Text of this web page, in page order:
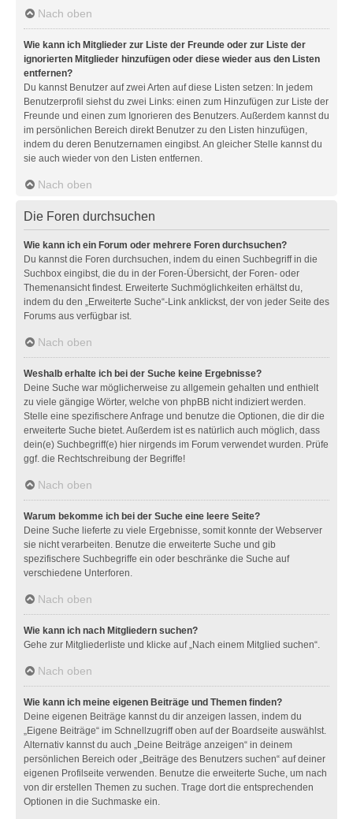
Nach oben
Wie kann ich Mitglieder zur Liste der Freunde oder zur Liste der
ignorierten Mitglieder hinzufügen oder diese wieder aus den Listen
entfernen?
Du kannst Benutzer auf zwei Arten auf diese Listen setzen: In jedem
Benutzerprofil siehst du zwei Links: einen zum Hinzufügen zur Liste der
Freunde und einen zum Ignorieren des Benutzers. Außerdem kannst du
im persönlichen Bereich direkt Benutzer zu den Listen hinzufügen,
indem du deren Benutzernamen eingibst. An gleicher Stelle kannst du
sie auch wieder von den Listen entfernen.
Nach oben
Die Foren durchsuchen
Wie kann ich ein Forum oder mehrere Foren durchsuchen?
Du kannst die Foren durchsuchen, indem du einen Suchbegriff in die
Suchbox eingibst, die du in der Foren-Übersicht, der Foren- oder
Themenansicht findest. Erweiterte Suchmöglichkeiten erhältst du,
indem du den „Erweiterte Suche“-Link anklickst, der von jeder Seite des
Forums aus verfügbar ist.
Nach oben
Weshalb erhalte ich bei der Suche keine Ergebnisse?
Deine Suche war möglicherweise zu allgemein gehalten und enthielt
zu viele gängige Wörter, welche von phpBB nicht indiziert werden.
Stelle eine spezifischere Anfrage und benutze die Optionen, die dir die
erweiterte Suche bietet. Außerdem ist es natürlich auch möglich, dass
dein(e) Suchbegriff(e) hier nirgends im Forum verwendet wurden. Prüfe
ggf. die Rechtschreibung der Begriffe!
Nach oben
Warum bekomme ich bei der Suche eine leere Seite?
Deine Suche lieferte zu viele Ergebnisse, somit konnte der Webserver
sie nicht verarbeiten. Benutze die erweiterte Suche und gib
spezifischere Suchbegriffe ein oder beschränke die Suche auf
verschiedene Unterforen.
Nach oben
Wie kann ich nach Mitgliedern suchen?
Gehe zur Mitgliederliste und klicke auf „Nach einem Mitglied suchen“.
Nach oben
Wie kann ich meine eigenen Beiträge und Themen finden?
Deine eigenen Beiträge kannst du dir anzeigen lassen, indem du
„Eigene Beiträge“ im Schnellzugriff oben auf der Boardseite auswählst.
Alternativ kannst du auch „Deine Beiträge anzeigen“ in deinem
persönlichen Bereich oder „Beiträge des Benutzers suchen“ auf deiner
eigenen Profilseite verwenden. Benutze die erweiterte Suche, um nach
von dir erstellen Themen zu suchen. Trage dort die entsprechenden
Optionen in die Suchmaske ein.